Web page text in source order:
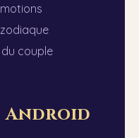
du couple
Android